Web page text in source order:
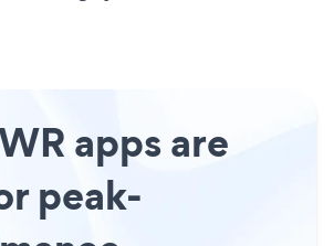
apps are
peak-